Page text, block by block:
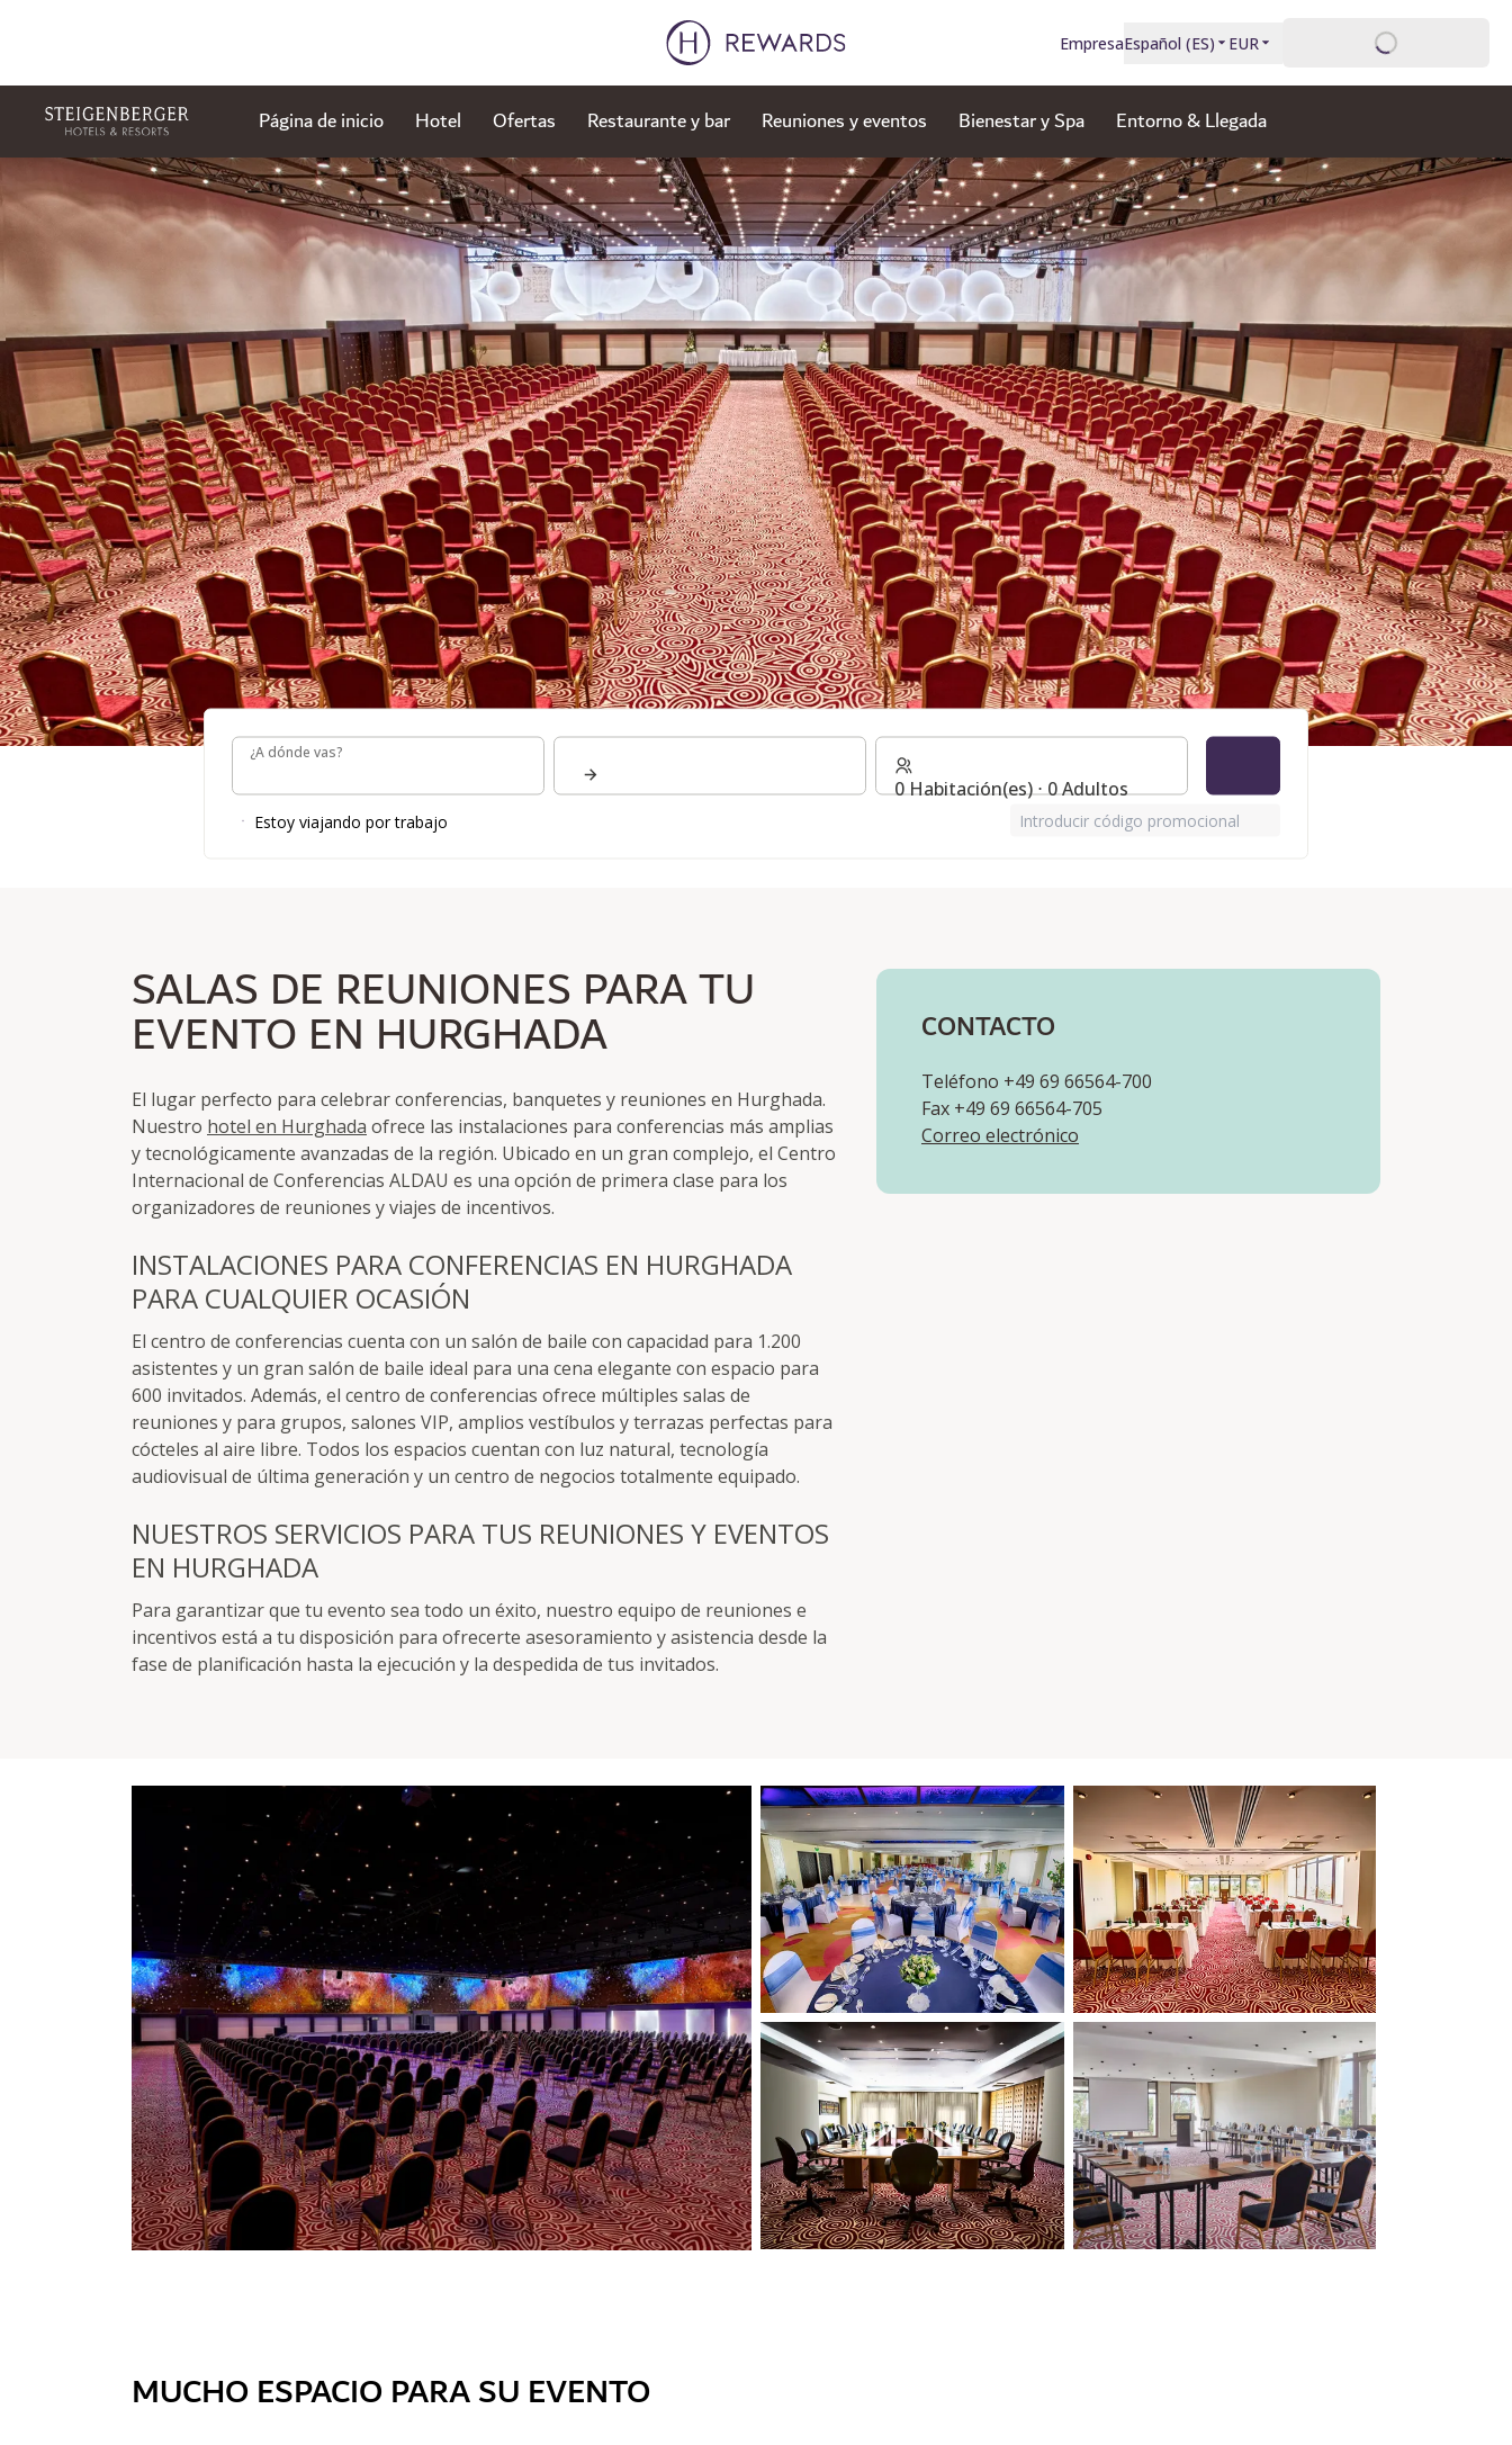
EmpresaEspañol (ES) EUR Inicio de sesión
Página de inicio Hotel Ofertas Restaurante y bar Reuniones y eventos Bienestar y Spa Entorno & Llegada
Diapositiva 1 de 0
REUNIONES Y EVENTOS
BUSCAR SALA DE REUNIONES
¿A dónde vas?
¿A dónde vas?
0 Habitación(es) ⋅ 0 Adultos
Estoy viajando por trabajo Introducir código promocional
SALAS DE REUNIONES PARA TU
EVENTO EN HURGHADA
El lugar perfecto para celebrar conferencias, banquetes y reuniones en Hurghada.
Nuestro hotel en Hurghada ofrece las instalaciones para conferencias más amplias
y tecnológicamente avanzadas de la región. Ubicado en un gran complejo, el Centro
Internacional de Conferencias ALDAU es una opción de primera clase para los
organizadores de reuniones y viajes de incentivos.
INSTALACIONES PARA CONFERENCIAS EN HURGHADA
PARA CUALQUIER OCASIÓN
El centro de conferencias cuenta con un salón de baile con capacidad para 1.200
asistentes y un gran salón de baile ideal para una cena elegante con espacio para
600 invitados. Además, el centro de conferencias ofrece múltiples salas de
reuniones y para grupos, salones VIP, amplios vestíbulos y terrazas perfectas para
cócteles al aire libre. Todos los espacios cuentan con luz natural, tecnología
audiovisual de última generación y un centro de negocios totalmente equipado.
NUESTROS SERVICIOS PARA TUS REUNIONES Y EVENTOS
EN HURGHADA
Para garantizar que tu evento sea todo un éxito, nuestro equipo de reuniones e
incentivos está a tu disposición para ofrecerte asesoramiento y asistencia desde la
fase de planificación hasta la ejecución y la despedida de tus invitados.
CONTACTO
Teléfono +49 69 66564-700
Fax +49 69 66564-705
Correo electrónico
MUCHO ESPACIO PARA SU EVENTO